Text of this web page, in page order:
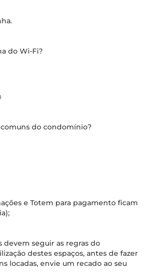
do Wi-Fi?
comuns do condomínio?
e Totem para pagamento ficam
devem seguir as regras do
destes espaços, antes de fazer
locadas, envie um recado ao seu